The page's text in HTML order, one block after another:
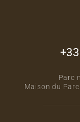
Parc
Maison du